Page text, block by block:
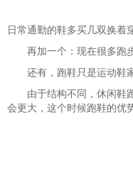
日常通勤的鞋多买几双换着
再加一个：现在很多跑步
还有，跑鞋只是运动鞋家
由于结构不同，休闲鞋跑
会更大，这个时候跑鞋的优